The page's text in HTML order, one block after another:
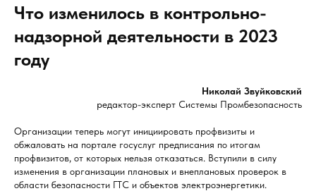
Что изменилось в контрольно-
надзорной деятельности в 2023
году
Николай Звуйковский
редактор-эксперт Системы Промбезопасность
Организации теперь могут инициировать профвизиты и
обжаловать на портале госуслуг предписания по итогам
профвизитов, от которых нельзя отказаться. Вступили в силу
изменения в организации плановых и внеплановых проверок в
области безопасности ГТС и объектов электроэнергетики.